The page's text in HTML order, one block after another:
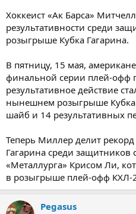
Хоккеист «Ак Барса»
результативности среди
розыгрыше Кубка Гагарина.
В пятницу, 15 мая,
финальной серии плей-офф
результативное действие
нынешнем розыгрыше Кубка
шайб и 14 результативных
Теперь Миллер делит рекорд
Гагарина среди
«Металлурга» Крисом Ли,
в розыгрыше плей-офф КХЛ-
Pegasus